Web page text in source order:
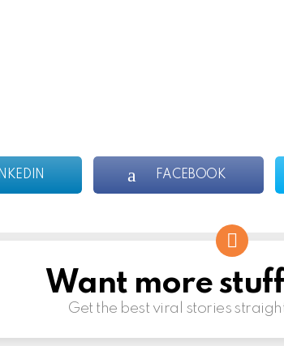
FACEBOOK
Want more
Get the best viral stories